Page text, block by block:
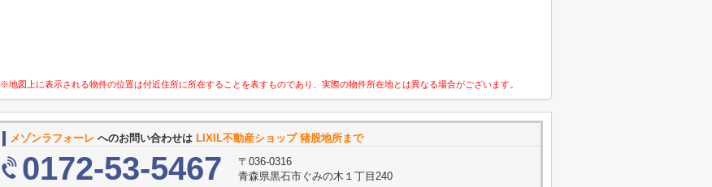
※地図上に表示される物件の位置は付近住所に所在することを表すものであり、実際の物件所在地とは異なる場合がございます。
メゾンラフォーレ へのお問い合わせは LIXIL不動産ショップ 猪股地所まで
0172-53-5467
〒036-0316
青森県黒石市ぐみの木１丁目240